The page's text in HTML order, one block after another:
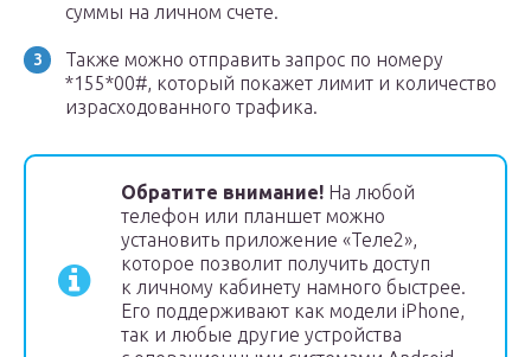
суммы на личном счете.
Также можно отправить запрос по номеру
*155*00#, который покажет лимит и количество
израсходованного трафика.
Обратите внимание! На любой
телефон или планшет можно
установить приложение «Теле2»,
которое позволит получить доступ
к личному кабинету намного быстрее.
Его поддерживают как модели iPhone,
так и любые другие устройства